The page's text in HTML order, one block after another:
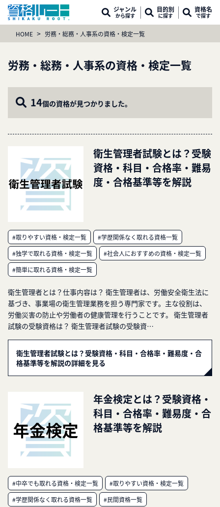
ジャンル
から探す
目的別
に探す
資格名
で探す
HOME > 労務・総務・人事系の資格・検定一覧
労務・総務・人事系の資格・検定一覧
14個の資格が見つかりました。
衛生管理者試験とは？受験
資格・科目・合格率・難易
度・合格基準等を解説
#取りやすい資格・検定一覧
#学歴関係なく取れる資格一覧
#独学で取れる資格・検定一覧
#社会人におすすめの資格・検定一覧
#簡単に取れる資格・検定一覧
衛生管理者とは？仕事内容は？ 衛生管理者は、労働安全衛生法に
基づき、事業場の衛生管理業務を担う専門家です。主な役割は、
労働災害の防止や労働者の健康管理を行うことです。 衛生管理者
試験の受験資格は？ 衛生管理者試験の受験資…
衛生管理者試験とは？受験資格・科目・合格率・難易度・合
格基準等を解説の詳細を見る
年金検定とは？受験資格・
科目・合格率・難易度・合
格基準等を解説
#中卒でも取れる資格・検定一覧
#取りやすい資格・検定一覧
#学歴関係なく取れる資格一覧
#民間資格一覧